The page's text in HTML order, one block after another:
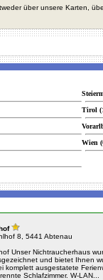
über unsere Karten,
Tirol
Wien
8, 5441 Abtenau
Unser Nichtraucherhaus
und bietet Ihnen
komplett ausgestatete
Schlafzimmer. W-LAN...